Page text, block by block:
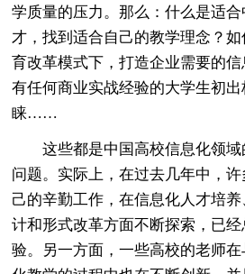
学质量的压力。那么：什么是适
才，找到适合自己的教学理念？
育改革模式下，打造企业需要的
有任何商业实战经验的大学生初
睐……
这些都是中国高校信息化领
问题。实际上，在过去几年中，
己的辛勤工作，在信息化人才培
计和形式改革方面不断探索，已
验。另一方面，一些高校的老师